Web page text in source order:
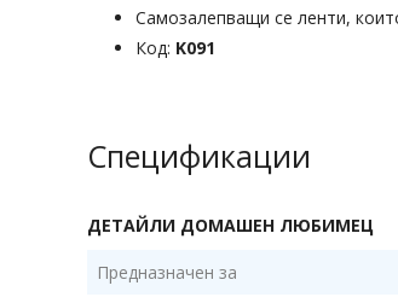
Самозалепващи се ленти,
Код: K091
Спецификации
ДЕТАЙЛИ ДОМАШЕН ЛЮБИМЕЦ
Предназначен за